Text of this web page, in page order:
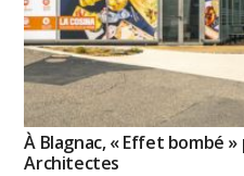
À Blagnac, « Effet bombé »
Architectes